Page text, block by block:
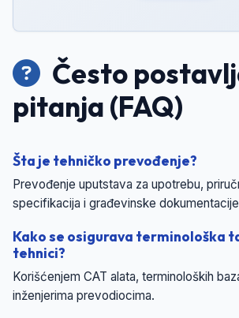
Često
pitanja (FAQ)
Šta je tehničko prevođenje?
Prevođenje uputstava za upotrebu,
specifikacija i građevinske
Kako se osigurava terminološka
tehnici?
Korišćenjem CAT alata, terminoloških
inženjerima prevodiocima.